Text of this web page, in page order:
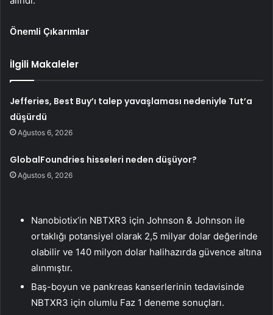
Önemli Çıkarımlar
İlgili Makaleler
Jefferies, Best Buy’ı talep yavaşlaması nedeniyle Tut’a
düşürdü
Ağustos 6, 2026
GlobalFoundries hisseleri neden düşüyor?
Ağustos 6, 2026
Nanobiotix’in NBTXR3 için Johnson & Johnson ile
ortaklığı potansiyel olarak 2,5 milyar dolar değerinde
olabilir ve 140 milyon dolar halihazırda güvence altına
alınmıştır.
Baş-boyun ve pankreas kanserlerinin tedavisinde
NBTXR3 için olumlu Faz 1 deneme sonuçları.